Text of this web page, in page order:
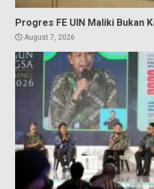
Progres FE UIN Maliki Bukan
August 7, 2026